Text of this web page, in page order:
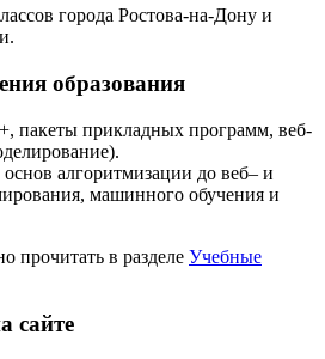
города Ростова-на-Дону и
образования
+, пакеты прикладных программ, веб-
алгоритмизации до веб– и
машинного обучения и
прочитать в разделе Учебные
сайте